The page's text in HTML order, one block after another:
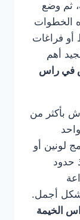
ثم وضع
الخطوات
فراغات
أهم
في راس
بأكثر من
لونين أو
حدود
أجمل.
الخيمة